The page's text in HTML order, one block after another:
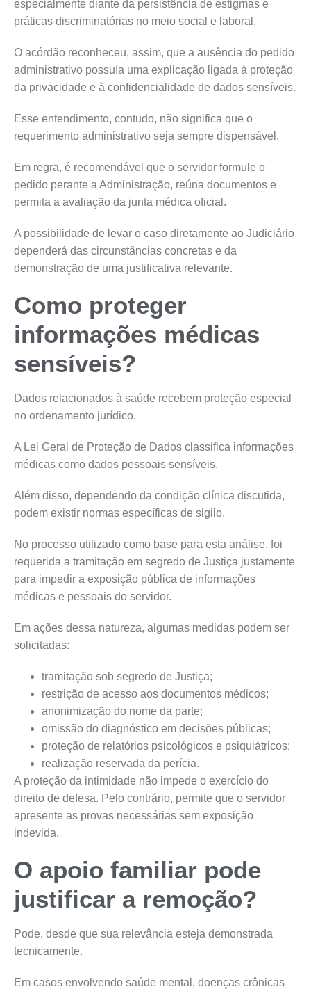
especialmente diante da persistência de estigmas e
práticas discriminatórias no meio social e laboral.
O acórdão reconheceu, assim, que a ausência do pedido
administrativo possuía uma explicação ligada à proteção
da privacidade e à confidencialidade de dados sensíveis.
Esse entendimento, contudo, não significa que o
requerimento administrativo seja sempre dispensável.
Em regra, é recomendável que o servidor formule o
pedido perante a Administração, reúna documentos e
permita a avaliação da junta médica oficial.
A possibilidade de levar o caso diretamente ao Judiciário
dependerá das circunstâncias concretas e da
demonstração de uma justificativa relevante.
Como proteger
informações médicas
sensíveis?
Dados relacionados à saúde recebem proteção especial
no ordenamento jurídico.
A Lei Geral de Proteção de Dados classifica informações
médicas como dados pessoais sensíveis.
Além disso, dependendo da condição clínica discutida,
podem existir normas específicas de sigilo.
No processo utilizado como base para esta análise, foi
requerida a tramitação em segredo de Justiça justamente
para impedir a exposição pública de informações
médicas e pessoais do servidor.
Em ações dessa natureza, algumas medidas podem ser
solicitadas:
tramitação sob segredo de Justiça;
restrição de acesso aos documentos médicos;
anonimização do nome da parte;
omissão do diagnóstico em decisões públicas;
proteção de relatórios psicológicos e psiquiátricos;
realização reservada da perícia.
A proteção da intimidade não impede o exercício do
direito de defesa. Pelo contrário, permite que o servidor
apresente as provas necessárias sem exposição
indevida.
O apoio familiar pode
justificar a remoção?
Pode, desde que sua relevância esteja demonstrada
tecnicamente.
Em casos envolvendo saúde mental, doenças crônicas